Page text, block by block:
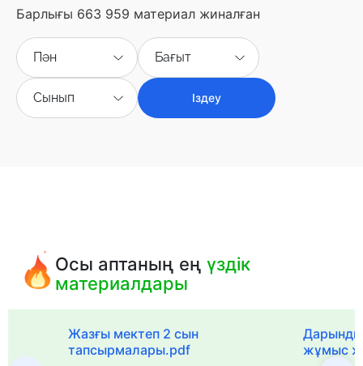
Барлығы 663 959 материал жиналған
Пән Бағыт
Сынып Іздеу
Осы аптаның еңүздік
материалдары
Жазғы мектеп 2 сын
тапсырмалары.pdf
жұмыс